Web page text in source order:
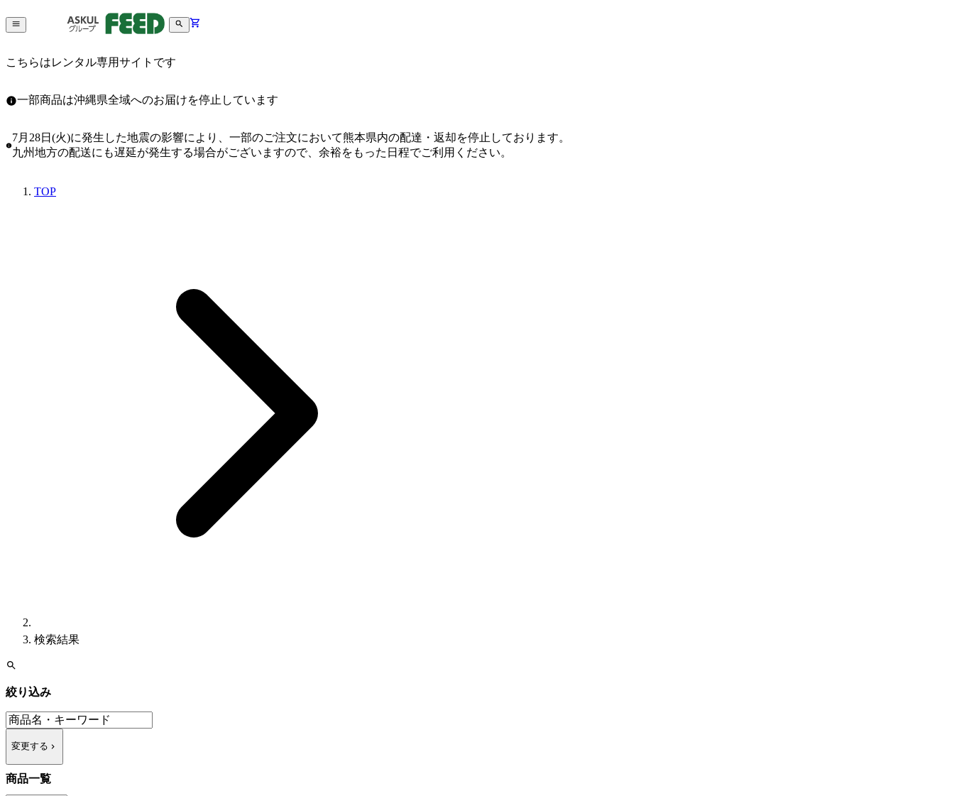
こちらはレンタル専用サイトです
一部商品は沖縄県全域へのお届けを停止しています
7月28日(火)に発生した地震の影響により、一部のご注文において熊本県内の配達・返却を停止しております。
九州地方の配送にも遅延が発生する場合がございますので、余裕をもった日程でご利用ください。
TOP
検索結果
絞り込み
変更する
商品一覧